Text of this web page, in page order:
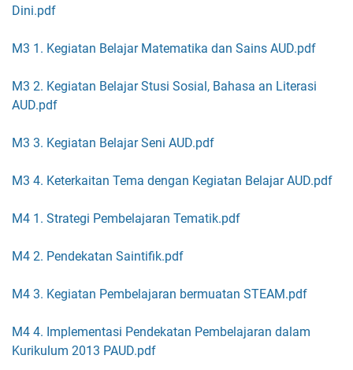
Dini.pdf
M3 1. Kegiatan Belajar Matematika dan Sains AUD.pdf
M3 2. Kegiatan Belajar Stusi Sosial, Bahasa an Literasi
AUD.pdf
M3 3. Kegiatan Belajar Seni AUD.pdf
M3 4. Keterkaitan Tema dengan Kegiatan Belajar AUD.pdf
M4 1. Strategi Pembelajaran Tematik.pdf
M4 2. Pendekatan Saintifik.pdf
M4 3. Kegiatan Pembelajaran bermuatan STEAM.pdf
M4 4. Implementasi Pendekatan Pembelajaran dalam
Kurikulum 2013 PAUD.pdf